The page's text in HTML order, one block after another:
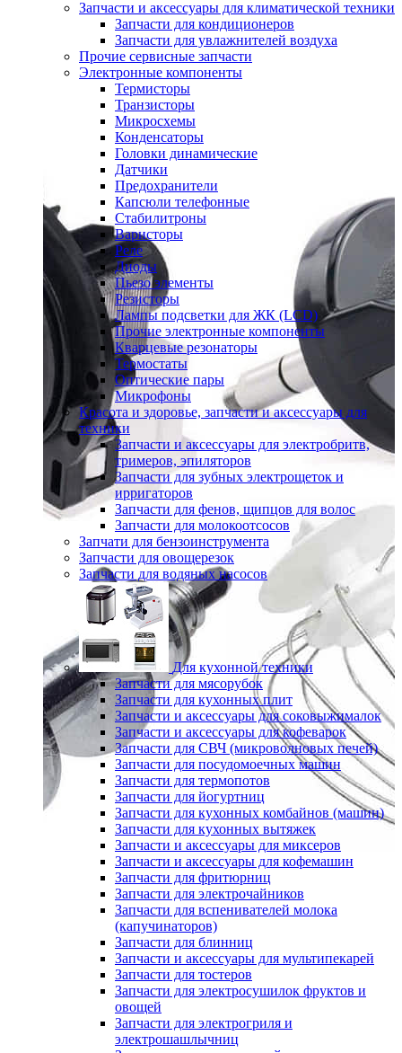
Запчасти и аксессуары для климатической техники
Запчасти для кондиционеров
Запчасти для увлажнителей воздуха
Прочие сервисные запчасти
Электронные компоненты
Термисторы
Транзисторы
Микросхемы
Конденсаторы
Головки динамические
Датчики
Предохранители
Капсюли телефонные
Стабилитроны
Варисторы
Реле
Диоды
Пьезо элементы
Резисторы
Лампы подсветки для ЖК (LCD)
Прочие электронные компоненты
Кварцевые резонаторы
Термостаты
Оптические пары
Микрофоны
Красота и здоровье, запчасти и аксессуары для
техники
Запчасти и аксессуары для электробритв,
тримеров, эпиляторов
Запчасти для зубных электрощеток и
ирригаторов
Запчасти для фенов, щипцов для волос
Запчасти для молокоотсосов
Запчати для бензоинструмента
Запчасти для овощерезок
Запчасти для водяных насосов
Для кухонной техники
Запчасти для мясорубок
Запчасти для кухонных плит
Запчасти и аксессуары для соковыжималок
Запчасти и аксессуары для кофеварок
Запчасти для СВЧ (микроволновых печей)
Запчасти для посудомоечных машин
Запчасти для термопотов
Запчасти для йогуртниц
Запчасти для кухонных комбайнов (машин)
Запчасти для кухонных вытяжек
Запчасти и аксессуары для миксеров
Запчасти и аксессуары для кофемашин
Запчасти для фритюрниц
Запчасти для электрочайников
Запчасти для вспенивателей молока
(капучинаторов)
Запчасти для блинниц
Запчасти и аксессуары для мультипекарей
Запчасти для тостеров
Запчасти для электросушилок фруктов и
овощей
Запчасти для электрогриля и
электрошашлычниц